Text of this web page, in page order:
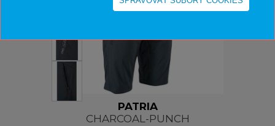
PATRIA
CHARCOAL-PUNCH